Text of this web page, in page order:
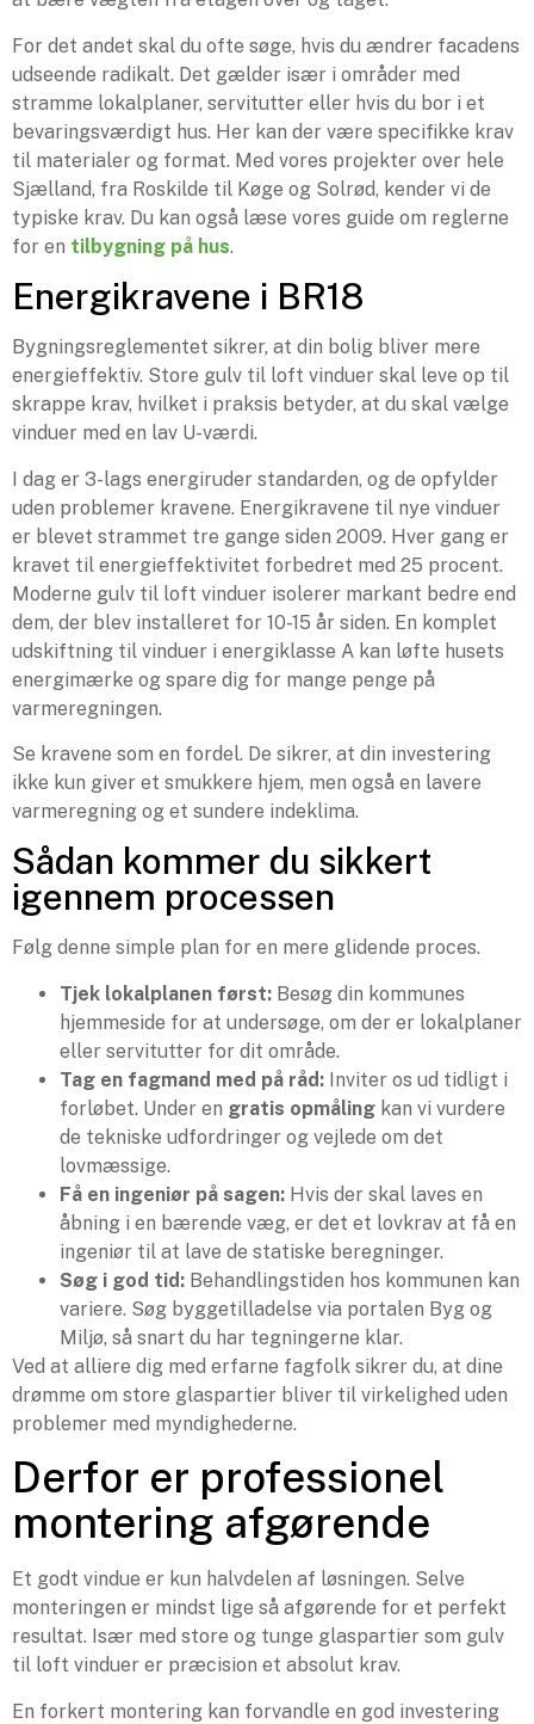
For det andet skal du ofte søge, hvis du ændrer facadens
udseende radikalt. Det gælder især i områder med
stramme lokalplaner, servitutter eller hvis du bor i et
bevaringsværdigt hus. Her kan der være specifikke krav
til materialer og format. Med vores projekter over hele
Sjælland, fra Roskilde til Køge og Solrød, kender vi de
typiske krav. Du kan også læse vores guide om reglerne
for en tilbygning på hus.
Energikravene i BR18
Bygningsreglementet sikrer, at din bolig bliver mere
energieffektiv. Store gulv til loft vinduer skal leve op til
skrappe krav, hvilket i praksis betyder, at du skal vælge
vinduer med en lav U-værdi.
I dag er 3-lags energiruder standarden, og de opfylder
uden problemer kravene. Energikravene til nye vinduer
er blevet strammet tre gange siden 2009. Hver gang er
kravet til energieffektivitet forbedret med 25 procent.
Moderne gulv til loft vinduer isolerer markant bedre end
dem, der blev installeret for 10-15 år siden. En komplet
udskiftning til vinduer i energiklasse A kan løfte husets
energimærke og spare dig for mange penge på
varmeregningen.
Se kravene som en fordel. De sikrer, at din investering
ikke kun giver et smukkere hjem, men også en lavere
varmeregning og et sundere indeklima.
Sådan kommer du sikkert
igennem processen
Følg denne simple plan for en mere glidende proces.
Tjek lokalplanen først: Besøg din kommunes
hjemmeside for at undersøge, om der er lokalplaner
eller servitutter for dit område.
Tag en fagmand med på råd: Inviter os ud tidligt i
forløbet. Under en gratis opmåling kan vi vurdere
de tekniske udfordringer og vejlede om det
lovmæssige.
Få en ingeniør på sagen: Hvis der skal laves en
åbning i en bærende væg, er det et lovkrav at få en
ingeniør til at lave de statiske beregninger.
Søg i god tid: Behandlingstiden hos kommunen kan
variere. Søg byggetilladelse via portalen Byg og
Miljø, så snart du har tegningerne klar.
Ved at alliere dig med erfarne fagfolk sikrer du, at dine
drømme om store glaspartier bliver til virkelighed uden
problemer med myndighederne.
Derfor er professionel
montering afgørende
Et godt vindue er kun halvdelen af løsningen. Selve
monteringen er mindst lige så afgørende for et perfekt
resultat. Især med store og tunge glaspartier som gulv
til loft vinduer er præcision et absolut krav.
En forkert montering kan forvandle en god investering